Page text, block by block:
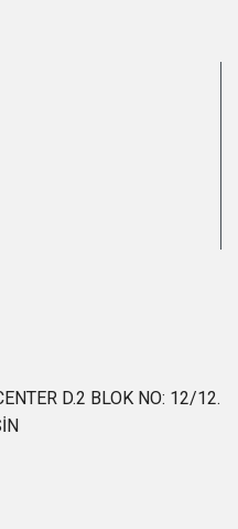
D.2 BLOK NO: 12/12.